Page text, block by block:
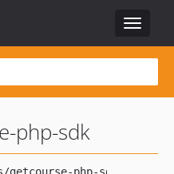
Toggle
php-sdk